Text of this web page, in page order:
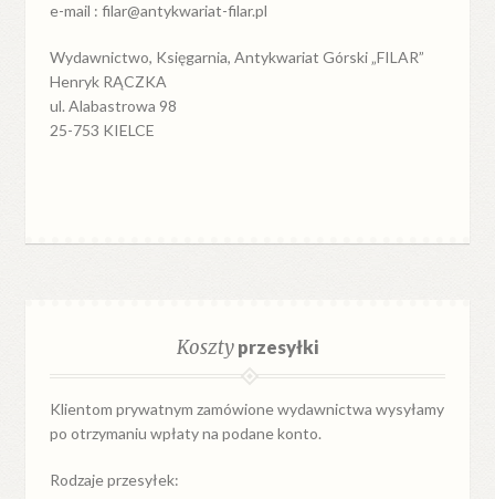
e-mail : filar@antykwariat-filar.pl
Wydawnictwo, Księgarnia, Antykwariat Górski „FILAR”
Henryk RĄCZKA
ul. Alabastrowa 98
25-753 KIELCE
Kosztyprzesyłki
Klientom prywatnym zamówione wydawnictwa wysyłamy
po otrzymaniu wpłaty na podane konto.
Rodzaje przesyłek: